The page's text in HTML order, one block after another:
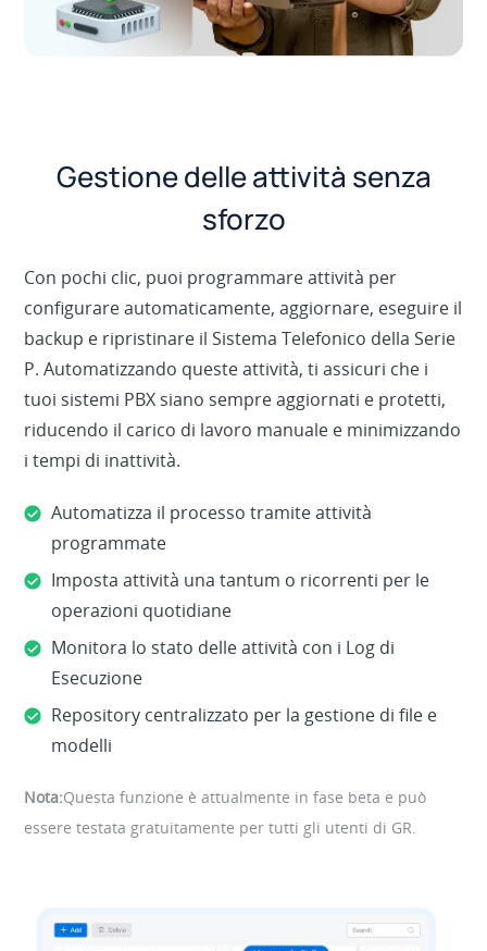
Gestione delle attività senza
sforzo
Con pochi clic, puoi programmare attività per
configurare automaticamente, aggiornare, eseguire il
backup e ripristinare il Sistema Telefonico della Serie
P. Automatizzando queste attività, ti assicuri che i
tuoi sistemi PBX siano sempre aggiornati e protetti,
riducendo il carico di lavoro manuale e minimizzando
i tempi di inattività.
Automatizza il processo tramite attività
programmate
Imposta attività una tantum o ricorrenti per le
operazioni quotidiane
Monitora lo stato delle attività con i Log di
Esecuzione
Repository centralizzato per la gestione di file e
modelli
Nota:Questa funzione è attualmente in fase beta e può
essere testata gratuitamente per tutti gli utenti di GR.